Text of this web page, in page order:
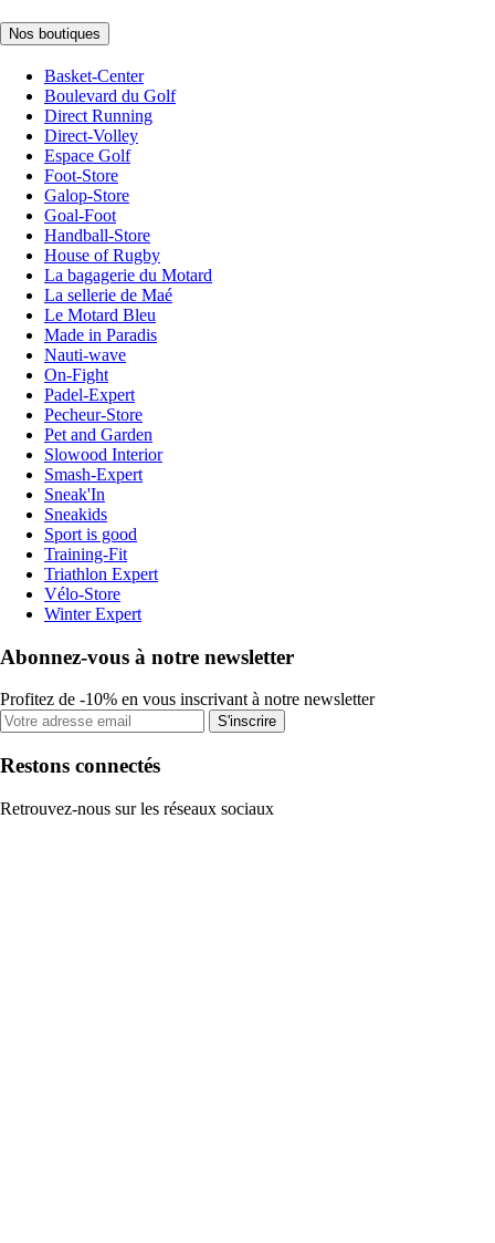
Nos boutiques
Basket-Center
Boulevard du Golf
Direct Running
Direct-Volley
Espace Golf
Foot-Store
Galop-Store
Goal-Foot
Handball-Store
House of Rugby
La bagagerie du Motard
La sellerie de Maé
Le Motard Bleu
Made in Paradis
Nauti-wave
On-Fight
Padel-Expert
Pecheur-Store
Pet and Garden
Slowood Interior
Smash-Expert
Sneak'In
Sneakids
Sport is good
Training-Fit
Triathlon Expert
Vélo-Store
Winter Expert
Abonnez-vous à notre newsletter
Profitez de -10% en vous inscrivant à notre newsletter
S'inscrire
Restons connectés
Retrouvez-nous sur les réseaux sociaux